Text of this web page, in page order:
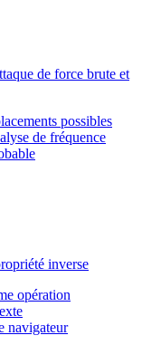
de force brute et
possibles
de fréquence
inverse
opération
navigateur